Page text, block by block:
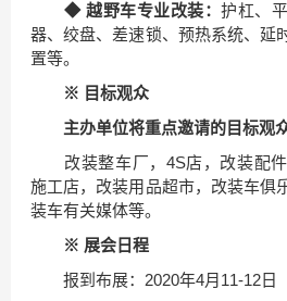
◆越野车专业改装：护杠、
器、绞盘、差速锁、预热系统、延
置等。
※ 目标观众
主办单位将重点邀请的目标观
改装整车厂，4S店，改装配件
施工店，改装用品超市，改装车俱
装车有关媒体等。
※ 展会日程
报到布展：2020年4月11-12日